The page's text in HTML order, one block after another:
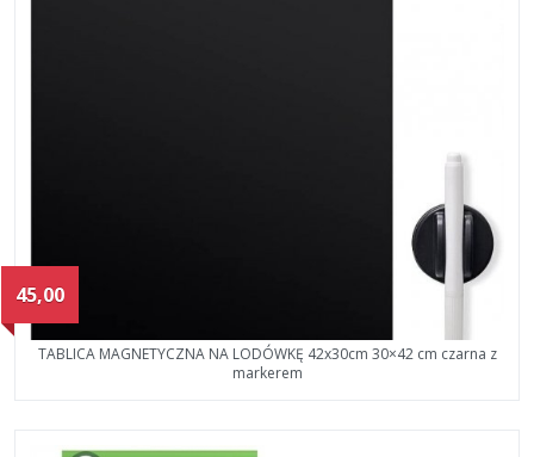
45,00
TABLICA MAGNETYCZNA NA LODÓWKĘ 42x30cm 30×42 cm czarna z
markerem